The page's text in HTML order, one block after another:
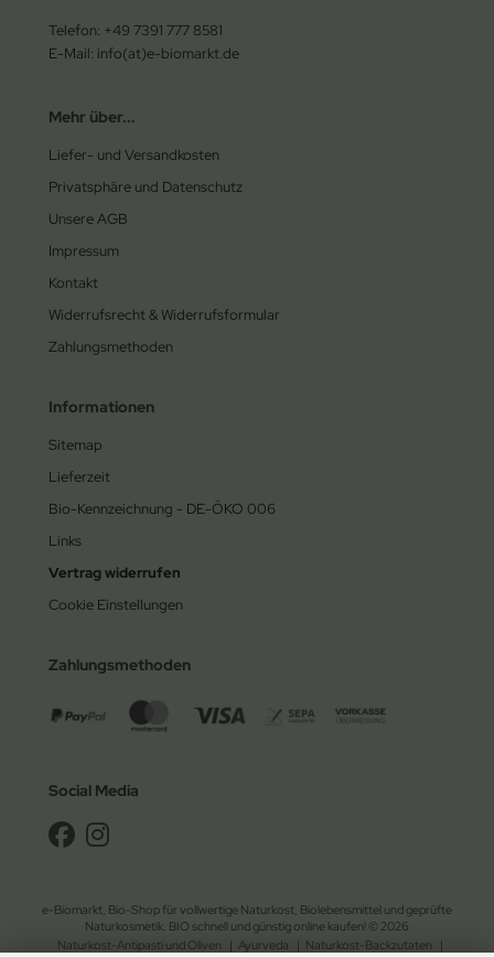
Telefon: +49 7391 777 8581
E-Mail: info(at)e-biomarkt.de
Mehr über...
Liefer- und Versandkosten
Privatsphäre und Datenschutz
Unsere AGB
Impressum
Kontakt
Widerrufsrecht & Widerrufsformular
Zahlungsmethoden
Informationen
Sitemap
Lieferzeit
Bio-Kennzeichnung - DE-ÖKO 006
Links
Vertrag widerrufen
Cookie Einstellungen
Zahlungsmethoden
Social Media
e-Biomarkt, Bio-Shop für vollwertige Naturkost, Biolebensmittel und geprüfte
Naturkosmetik. BIO schnell und günstig online kaufen! © 2026
Naturkost-Antipasti und Oliven
| Ayurveda | Naturkost-Backzutaten |